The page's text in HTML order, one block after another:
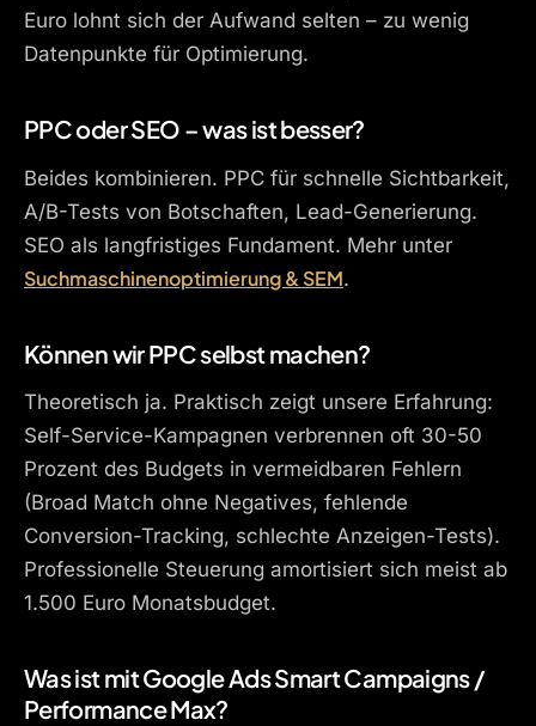
Euro lohnt sich der Aufwand selten – zu wenig
Datenpunkte für Optimierung.
PPC oder SEO – was ist besser?
Beides kombinieren. PPC für schnelle Sichtbarkeit,
A/B-Tests von Botschaften, Lead-Generierung.
SEO als langfristiges Fundament. Mehr unter
Suchmaschinenoptimierung & SEM.
Können wir PPC selbst machen?
Theoretisch ja. Praktisch zeigt unsere Erfahrung:
Self-Service-Kampagnen verbrennen oft 30-50
Prozent des Budgets in vermeidbaren Fehlern
(Broad Match ohne Negatives, fehlende
Conversion-Tracking, schlechte Anzeigen-Tests).
Professionelle Steuerung amortisiert sich meist ab
1.500 Euro Monatsbudget.
Was ist mit Google Ads Smart Campaigns /
Performance Max?